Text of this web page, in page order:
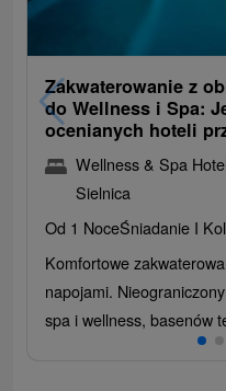
Zakwaterowanie z
do Wellness i Spa:
ocenianych hoteli
Wellness & Spa
Sielnica
Od 1 NoceŚniadanie I
Komfortowe
napojami.
spa i wellness, basenów